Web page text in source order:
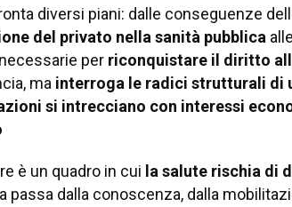
diversi piani: dalle conseguenze
del privato nella sanità pubblica
per riconquistare il diritto
ma interroga le radici strutturali di
si intrecciano con interessi
è un quadro in cui la salute rischia di
passa dalla conoscenza, dalla